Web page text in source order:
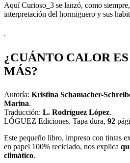
Aquí Curioso_3 se lanzó, como
interpretación del hormiguero y sus
.
¿CUÁNTO CALOR
MÁS?
Autoría: Kristina Schamacher-
Marina.
Traducción: L. Rodríguez López.
LÓGUEZ Ediciones. Tapa dura, 92
Este pequeño libro, impreso con tintas
en papel 100% reciclado, nos explica
climático.